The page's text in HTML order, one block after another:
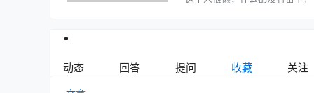
动态 回答 提问 收藏 关注